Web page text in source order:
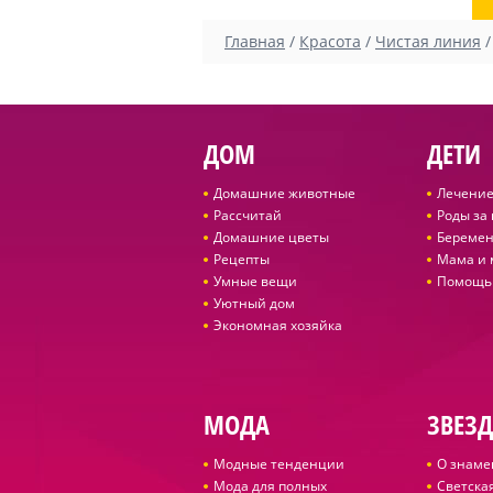
Главная / Красота / Чистая линия
ДОМ
Домашние животные
Рассчитай
Домашние цветы
Рецепты
Умные вещи
Уютный дом
Экономная хозяйка
ДЕТИ
Роды за
Мама и
Помощь
МОДА
Модные тенденции
Мода для полных
О